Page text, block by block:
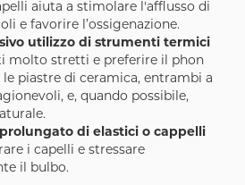
aiuta a stimolare l'afflusso di
e favorire l’ossigenazione.
utilizzo di strumenti termici
molto stretti e preferire il phon
piastre di ceramica, entrambi a
e, quando possibile,
di elastici o cappelli
i capelli e stressare
il bulbo.